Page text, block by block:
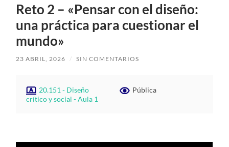
Reto 2 – «Pensar con el diseño:
una práctica para cuestionar el
mundo»
23 ABRIL, 2026 / SIN COMENTARIOS
20.151 - Diseño
crítico y social - Aula 1
Pública